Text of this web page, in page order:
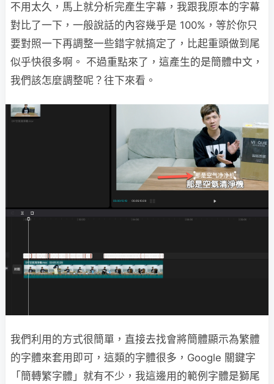
不用太久，馬上就分析完產生字幕，我跟我原本的字幕
對比了一下，一般說話的內容幾乎是 100%，等於你只
要對照一下再調整一些錯字就搞定了，比起重頭做到尾
似乎快很多啊。 不過重點來了，這產生的是簡體中文，
我們該怎麼調整呢？往下來看。
我們利用的方式很簡單，直接去找會將簡體顯示為繁體
的字體來套用即可，這類的字體很多，Google 關鍵字
「簡轉繁字體」就有不少，我這邊用的範例字體是獅尾